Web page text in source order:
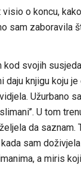
o koncu,
sam zaboravila
svojih
daju knjigu koju
Užurbano
U tom
da
sam
a miris